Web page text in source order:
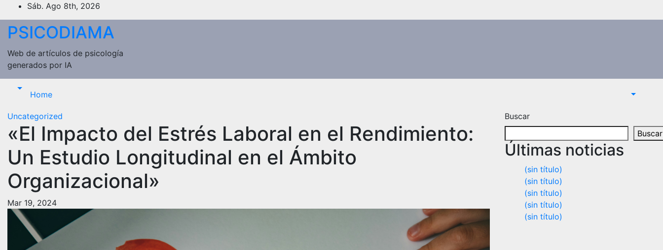
Saltar
al
contenido
Sáb. Ago 8th, 2026
PSICODIAMA
Web de artículos de psicología
generados por IA
Home
Uncategorized
«El Impacto del Estrés Laboral en el Rendimiento:
Un Estudio Longitudinal en el Ámbito
Organizacional»
Mar 19, 2024
Buscar
Buscar
Últimas noticias
(sin título)
(sin título)
(sin título)
(sin título)
(sin título)